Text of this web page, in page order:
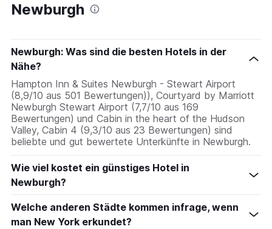
Newburgh
Newburgh: Was sind die besten Hotels in der
Nähe?
Hampton Inn & Suites Newburgh - Stewart Airport
(8,9/10 aus 501 Bewertungen)), Courtyard by Marriott
Newburgh Stewart Airport (7,7/10 aus 169
Bewertungen) und Cabin in the heart of the Hudson
Valley, Cabin 4 (9,3/10 aus 23 Bewertungen) sind
beliebte und gut bewertete Unterkünfte in Newburgh.
Wie viel kostet ein günstiges Hotel in
Newburgh?
Welche anderen Städte kommen infrage, wenn
man New York erkundet?